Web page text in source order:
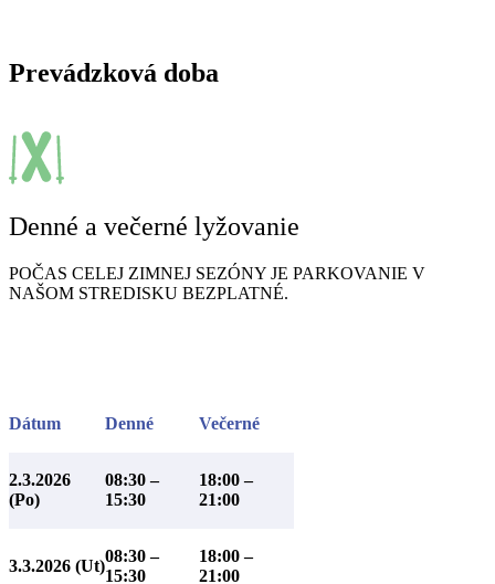
Prevádzková doba
Denné a večerné lyžovanie
POČAS CELEJ ZIMNEJ SEZÓNY JE PARKOVANIE V
NAŠOM STREDISKU BEZPLATNÉ.
Dátum Denné Večerné
2.3.2026
(Po)
08:30 –
15:30
18:00 –
21:00
3.3.2026 (Ut)
08:30 –
15:30
18:00 –
21:00